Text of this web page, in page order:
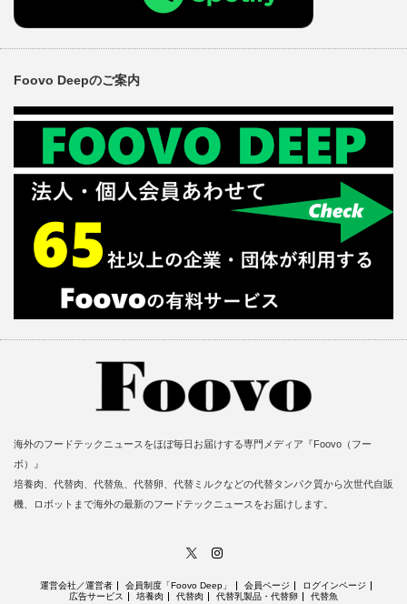
Foovo Deepのご案内
海外のフードテックニュースをほぼ毎日お届けする専門メディア『Foovo（フー
ボ）』
培養肉、代替肉、代替魚、代替卵、代替ミルクなどの代替タンパク質から次世代自販
機、ロボットまで海外の最新のフードテックニュースをお届けします。
運営会社／運営者 会員制度「Foovo Deep」 会員ページ
ログインページ
広告サービス
培養肉 代替肉 代替乳製品・代替卵 代替魚